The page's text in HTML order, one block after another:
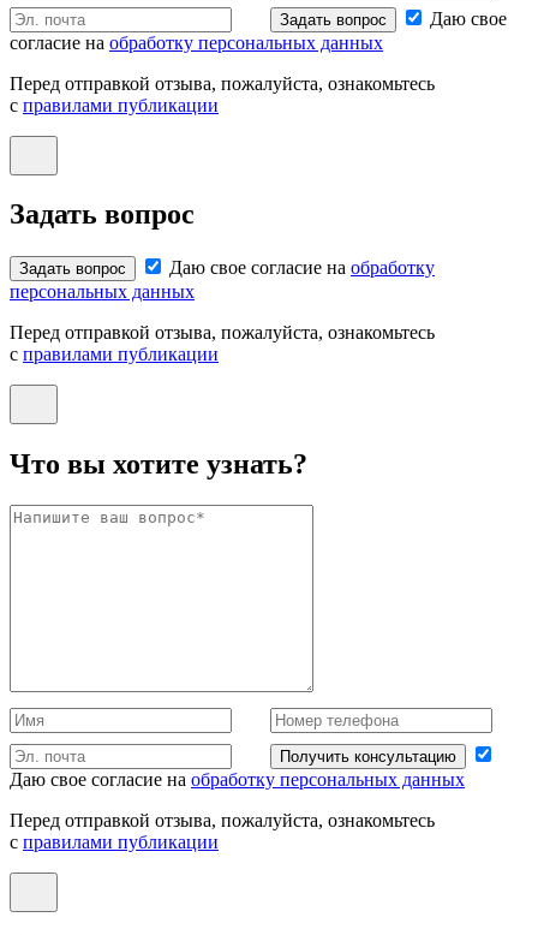
Задать вопрос
Даю свое
согласие на обработку персональных данных
Перед отправкой отзыва, пожалуйста, ознакомьтесь
с правилами публикации
Задать вопрос
Задать вопрос Даю свое согласие на обработку
персональных данных
Перед отправкой отзыва, пожалуйста, ознакомьтесь
с правилами публикации
Что вы хотите узнать?
Получить консультацию
Даю свое согласие на обработку персональных данных
Перед отправкой отзыва, пожалуйста, ознакомьтесь
с правилами публикации